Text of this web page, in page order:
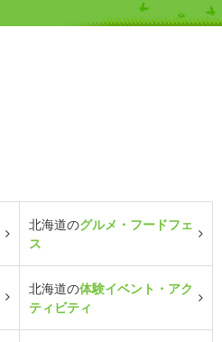
北海道のグルメ・フードフェ
ス
北海道の体験イベント・アク
ティビティ